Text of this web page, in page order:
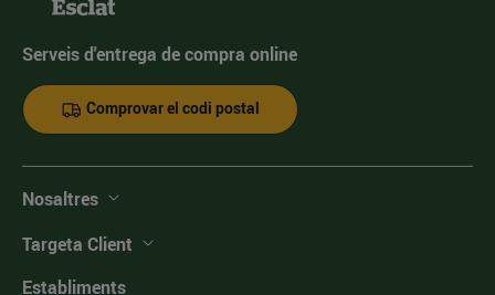
Serveis d'entrega de compra online
Comprovar el codi postal
Nosaltres
Targeta Client
Establiments